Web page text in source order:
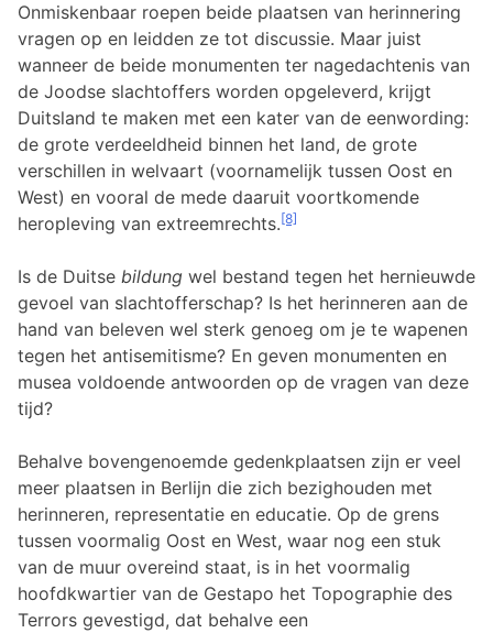
Onmiskenbaar roepen beide plaatsen van herinnering
vragen op en leidden ze tot discussie. Maar juist
wanneer de beide monumenten ter nagedachtenis van
de Joodse slachtoffers worden opgeleverd, krijgt
Duitsland te maken met een kater van de eenwording:
de grote verdeeldheid binnen het land, de grote
verschillen in welvaart (voornamelijk tussen Oost en
West) en vooral de mede daaruit voortkomende
heropleving van extreemrechts. [8]
Is de Duitse bildung wel bestand tegen het hernieuwde
gevoel van slachtofferschap? Is het herinneren aan de
hand van beleven wel sterk genoeg om je te wapenen
tegen het antisemitisme? En geven monumenten en
musea voldoende antwoorden op de vragen van deze
tijd?
Behalve bovengenoemde gedenkplaatsen zijn er veel
meer plaatsen in Berlijn die zich bezighouden met
herinneren, representatie en educatie. Op de grens
tussen voormalig Oost en West, waar nog een stuk
van de muur overeind staat, is in het voormalig
hoofdkwartier van de Gestapo het Topographie des
Terrors gevestigd, dat behalve een